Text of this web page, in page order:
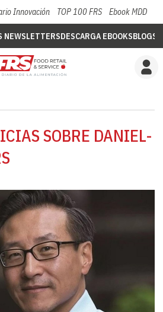
Innovación TOP 100 FRS Ebook MDD
NEWSLETTERSDESCARGA EBOOKSBLOGS
SOBRE DANIEL-